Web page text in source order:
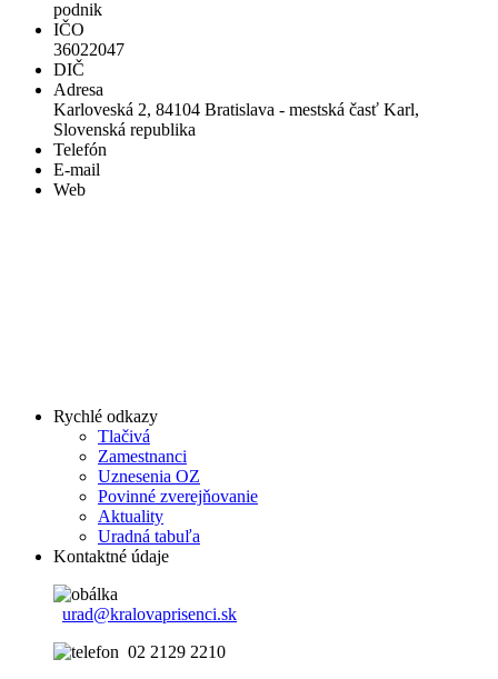
podnik
IČO
36022047
DIČ
Adresa
Karloveská 2, 84104 Bratislava - mestská časť Karl,
Slovenská republika
Telefón
E-mail
Web
Rychlé odkazy
Tlačivá
Zamestnanci
Uznesenia OZ
Povinné zverejňovanie
Aktuality
Uradná tabuľa
Kontaktné údaje
urad@kralovaprisenci.sk
02 2129 2210